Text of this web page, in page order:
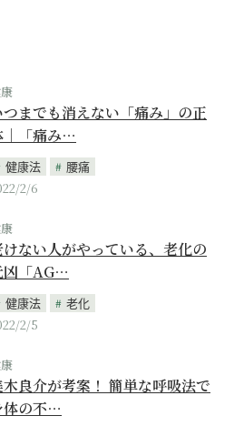
つまでも消えない「痛み」の正
｜「痛み…
健康法
腰痛
2/6
ない人がやっている、老化の
凶「AG…
健康法
老化
2/5
良介が考案！ 簡単な呼吸法で
体の不…